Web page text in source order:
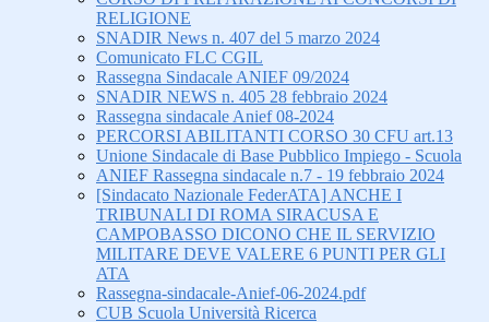
RELIGIONE
SNADIR News n. 407 del 5 marzo 2024
Comunicato FLC CGIL
Rassegna Sindacale ANIEF 09/2024
SNADIR NEWS n. 405 28 febbraio 2024
Rassegna sindacale Anief 08-2024
PERCORSI ABILITANTI CORSO 30 CFU art.13
Unione Sindacale di Base Pubblico Impiego - Scuola
ANIEF Rassegna sindacale n.7 - 19 febbraio 2024
[Sindacato Nazionale FederATA] ANCHE I
TRIBUNALI DI ROMA SIRACUSA E
CAMPOBASSO DICONO CHE IL SERVIZIO
MILITARE DEVE VALERE 6 PUNTI PER GLI
ATA
Rassegna-sindacale-Anief-06-2024.pdf
CUB Scuola Università Ricerca